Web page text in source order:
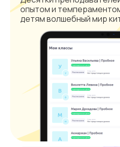
опытом и
детям волшебный мир